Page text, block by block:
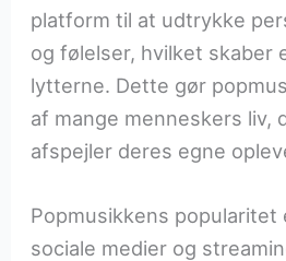
platform til at udtrykke
og følelser, hvilket skaber
lytterne. Dette gør
af mange menneskers liv,
afspejler deres egne
Popmusikkens popularitet
sociale medier og